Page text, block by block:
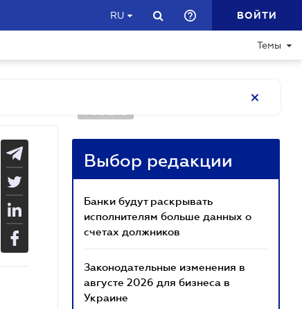
RU ВОЙТИ
Темы
Выбор редакции
Банки будут раскрывать
исполнителям больше данных о
счетах должников
Законодательные изменения в
августе 2026 для бизнеса в
Украине